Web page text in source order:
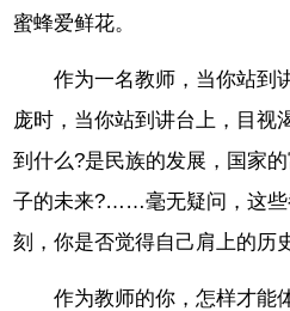
蜜蜂爱鲜花。
作为一名教师，当你站到
庞时，当你站到讲台上，目视
到什么?是民族的发展，国家
子的未来?……毫无疑问，这些
刻，你是否觉得自己肩上的历
作为教师的你，怎样才能